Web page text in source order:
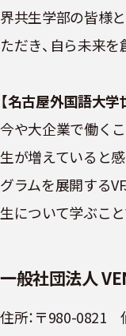
界共生学部の皆様
ただき、自ら未来
【名古屋外国語大
今や大企業で働く
生が増えていると
グラムを展開する
生について学ぶこ
一般社団法人
住所：〒980-0821